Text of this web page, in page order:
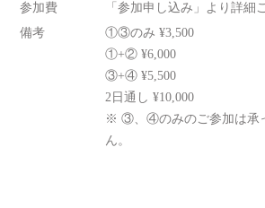
参加費
「参加申し込み」より詳細
備考
①③のみ ¥3,500
①+② ¥6,000
③+④ ¥5,500
2日通し ¥10,000
※ ③、④のみのご参加は承
ん。